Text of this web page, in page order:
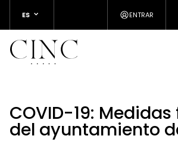
ES ENTRAR
COVID-19:
del ayuntamiento